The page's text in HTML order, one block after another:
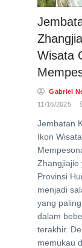
Wisata
Gabriel
11/16/2025
Jembatan
Ikon
Zhangjiajie
Provinsi
menjadi
yang
dalam
terakhir.
memukau